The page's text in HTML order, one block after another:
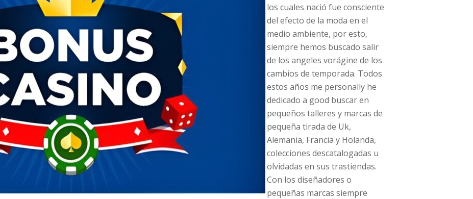
los cuales nació fue consciente
del efecto de la moda en el
medio ambiente, por esto,
siempre hemos buscado salir
de los angeles vorágine de los
cambios de temporada. Todos
estos años me personally he
dedicado a good buscar en
pequeños talleres y marcas de
pequeña tirada de Uk,
Alemania, Francia y Holanda,
colecciones descatalogadas u
olvidadas en sus trastiendas.
Con los diseñadores o
pequeñas marcas siempre